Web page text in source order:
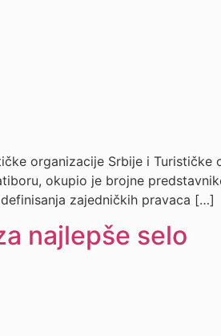
organizacije Srbije i
okupio je brojne
zajedničkih pravaca […]
najlepše selo